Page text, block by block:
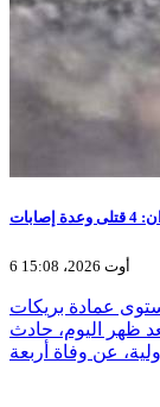
6 أوت 2026، 15:08
رقم 86، على مستوى عمادة بريكات
ظهر اليوم، حادث